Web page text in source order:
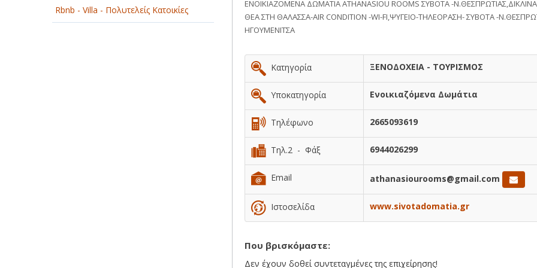
Rbnb - Villa - Πολυτελείς Κατοικίες
ΕΝΟΙΚΙΑΖΟΜΕΝΑ ΔΩΜΑΤΙΑ ATHANASIOU ROOMS ΣΥΒΟΤΑ -
ΘΕΑ ΣΤΗ ΘΑΛΑΣΣΑ-AIR CONDITION -WI-FI,ΨΥΓΕΙΟ-ΤΗΛΕΟΡΑΣΗ- ΣΥΒΟΤΑ -
ΗΓΟΥΜΕΝΙΤΣΑ
Κατηγορία ΞΕΝΟΔΟΧΕΙΑ - ΤΟΥΡΙΣΜΟΣ
Υποκατηγορία Ενοικιαζόμενα Δωμάτια
Τηλέφωνο 2665093619
Τηλ.2 - Φάξ 6944026299
Email athanasiourooms@gmail.com
Ιστοσελίδα www.sivotadomatia.gr
Που βρισκόμαστε:
Δεν έχουν δοθεί συντεταγμένες της επιχείρησης!